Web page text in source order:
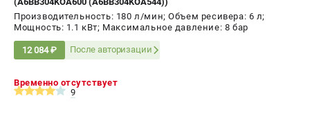
Производительность: 180 л/мин; Объем ресивера: 6 л;
Мощность: 1.1 кВт; Максимальное давление: 8 бар
12 084 ₽ После авторизации
Временно отсутствует
9